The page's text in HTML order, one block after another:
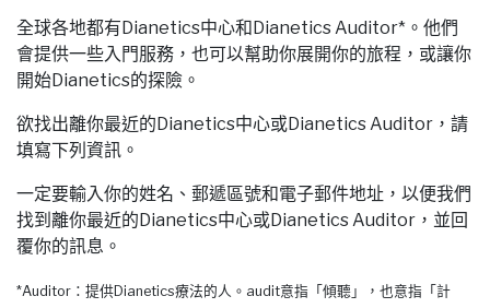
全球各地都有Dianetics中心和Dianetics Auditor*。他們
會提供一些入門服務，也可以幫助你展開你的旅程，或讓你
開始Dianetics的探險。
欲找出離你最近的Dianetics中心或Dianetics Auditor，請
填寫下列資訊。
一定要輸入你的姓名、郵遞區號和電子郵件地址，以便我們
找到離你最近的Dianetics中心或Dianetics Auditor，並回
覆你的訊息。
*Auditor：提供Dianetics療法的人。audit意指「傾聽」，也意指「計